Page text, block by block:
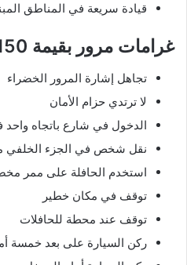
قيادة سريعة في المناطق
غرامات مرور بقيمة 150 يورو
تجاهل إشارة المرور الخضراء
لا ترتدي حزام الأمان
الدخول في شارع باتجاه واحد
نقل شخص في الجزء الخلفي
استخدم الحافلة على ممر
توقف في مكان خطير
توقف عند محطة للحافلات
ركن السيارة على بعد خمسة